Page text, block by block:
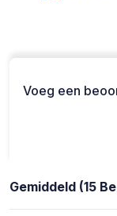
Voeg een
Gemiddeld (15